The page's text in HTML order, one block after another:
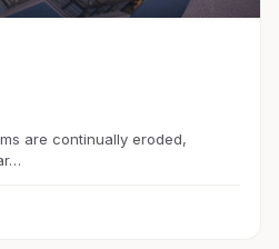
are continually eroded,